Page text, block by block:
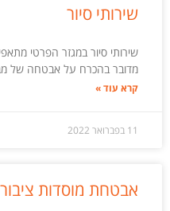
שירותי סיור
שירותי סיור במגזר הפרטי
מדובר בהכרח על אבטחה של
קרא עוד »
11 בפברואר 2022
אבטחת מוסדות ציבור